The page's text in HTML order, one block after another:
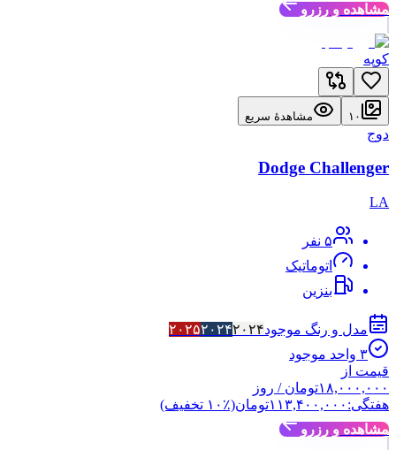
مشاهده و رزرو
کوپه
۱۰ مشاهدهٔ سریع
دوج
Dodge Challenger
LA
۵ نفر
اتوماتیک
بنزین
مدل و رنگ موجود ۲۰۲۵۲۰۲۴۲۰۲۴
۳ واحد موجود
قیمت از
۱۸,۰۰۰,۰۰۰تومان / روز
هفتگی: ۱۱۳,۴۰۰,۰۰۰تومان(٪ ۱۰ تخفیف)
مشاهده و رزرو